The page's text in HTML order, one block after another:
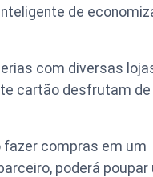
de
com diversas
cartão desfrutam
fazer compras em um
poderá poupar